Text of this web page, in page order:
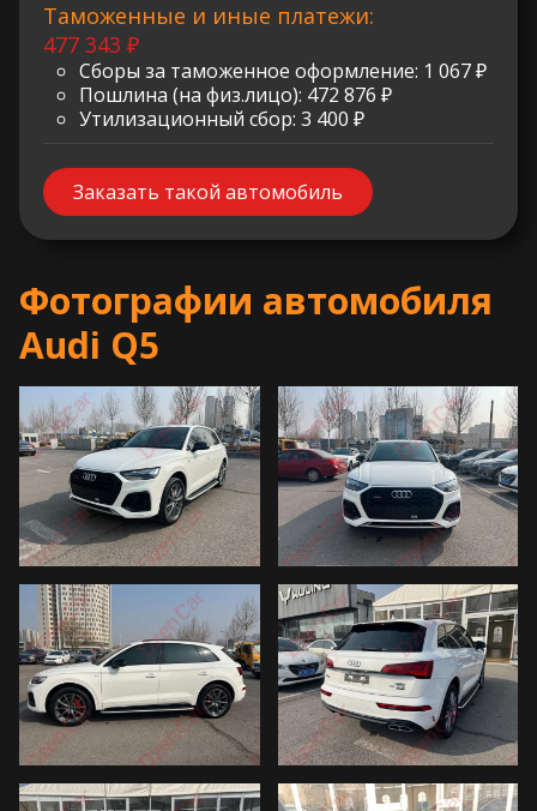
Таможенные и иные платежи:
477 343 ₽
Сборы за таможенное оформление: 1 067 ₽
Пошлина (на физ.лицо): 472 876 ₽
Утилизационный сбор: 3 400 ₽
Заказать такой автомобиль
Фотографии автомобиля
Audi Q5